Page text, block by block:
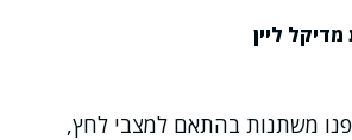
ליין
משתנות בהתאם למצבי לחץ,